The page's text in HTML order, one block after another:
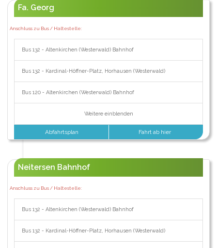
Fa. Georg
Anschluss zu Bus / Haltestelle:
Bus 132 - Altenkirchen (Westerwald) Bahnhof
Bus 132 - Kardinal-Höffner-Platz, Horhausen (Westerwald)
Bus 120 - Altenkirchen (Westerwald) Bahnhof
Weitere einblenden
Abfahrtsplan Fahrt ab hier
Neitersen Bahnhof
Anschluss zu Bus / Haltestelle:
Bus 132 - Altenkirchen (Westerwald) Bahnhof
Bus 132 - Kardinal-Höffner-Platz, Horhausen (Westerwald)